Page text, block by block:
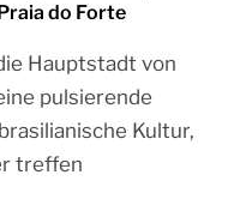
do Forte
Hauptstadt von
pulsierende
Kultur,
treffen